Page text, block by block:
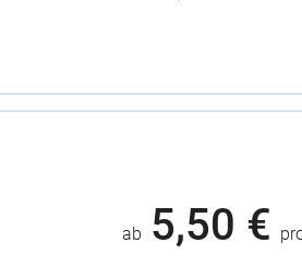
ab 5,50 €